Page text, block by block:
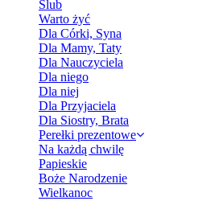
Ślub
Warto żyć
Dla Córki, Syna
Dla Mamy, Taty
Dla Nauczyciela
Dla niego
Dla niej
Dla Przyjaciela
Dla Siostry, Brata
Perełki prezentowe
Na każdą chwilę
Papieskie
Boże Narodzenie
Wielkanoc